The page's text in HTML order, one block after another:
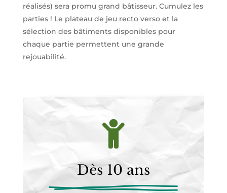
réalisés) sera promu grand bâtisseur. Cumulez les
parties ! Le plateau de jeu recto verso et la
sélection des bâtiments disponibles pour
chaque partie permettent une grande
rejouabilité.

Dès 10 ans